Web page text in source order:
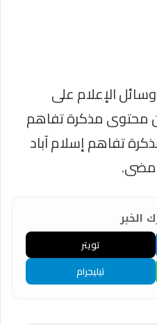
الإعلام على
محتوى مذكرة تفاهم
تفاهم إسلام آباد
مضى.
الخبر
تويتر
تيليجرام